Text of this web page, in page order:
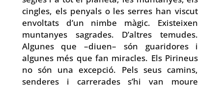
cingles, els penyals o les serres han viscut
envoltats d’un nimbe màgic. Existeixen
muntanyes sagrades. D’altres temudes.
Algunes que –diuen– són guaridores i
algunes més que fan miracles. Els Pirineus
no són una excepció. Pels seus camins,
senderes i carrerades s’hi van moure